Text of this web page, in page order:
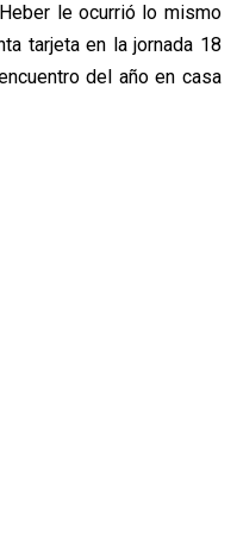
le ocurrió lo mismo
tarjeta en la jornada 18
del año en casa